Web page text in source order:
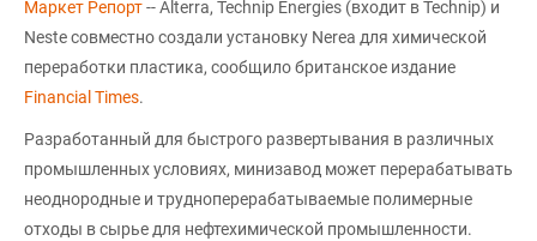
Маркет Репорт-- Alterra, Technip Energies (входит в Technip) и
Neste совместно создали установку Nerea для химической
переработки пластика, сообщило британское издание
Financial Times.
Разработанный для быстрого развертывания в различных
промышленных условиях, минизавод может перерабатывать
неоднородные и трудноперерабатываемые полимерные
отходы в сырье для нефтехимической промышленности.